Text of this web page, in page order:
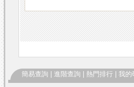
簡易查詢 進階查詢 熱門排行 我的